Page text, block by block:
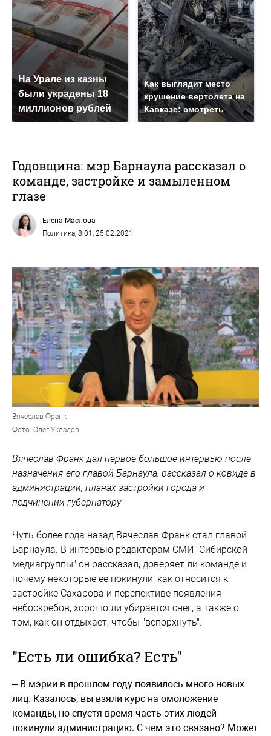
На Урале из казны
были украдены 18
миллионов рублей
Как выглядит место
крушение вертолета на
Кавказе: смотреть
Годовщина: мэр Барнаула рассказал о
команде, застройке и замыленном
глазе
Елена Маслова
Политика, 8:01, 25.02.2021
Вячеслав Франк
Фото: Олег Укладов
Вячеслав Франк дал первое большое интервью после
назначения его главой Барнаула: рассказал о ковиде в
администрации, планах застройки города и
подчинении губернатору
Чуть более года назад Вячеслав Франк стал главой
Барнаула. В интервью редакторам СМИ "Сибирской
медиагруппы" он рассказал, доверяет ли команде и
почему некоторые ее покинули, как относится к
застройке Сахарова и перспективе появления
небоскребов, хорошо ли убирается снег, а также о
том, как он отдыхает, чтобы "вспорхнуть".
"Есть ли ошибка? Есть"
– В мэрии в прошлом году появилось много новых
лиц. Казалось, вы взяли курс на омоложение
команды, но спустя время часть этих людей
покинули администрацию. С чем это связано? Может